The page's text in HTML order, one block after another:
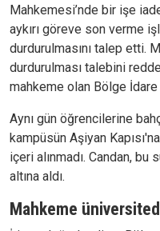
Mahkemesi’nde bir işe
aykırı göreve son verme
durdurulmasını talep etti.
durdurulması talebini
mahkeme olan Bölge
Aynı gün öğrencilerine
kampüsün Aşiyan
içeri alınmadı. Candan, bu
altına aldı.
Mahkeme